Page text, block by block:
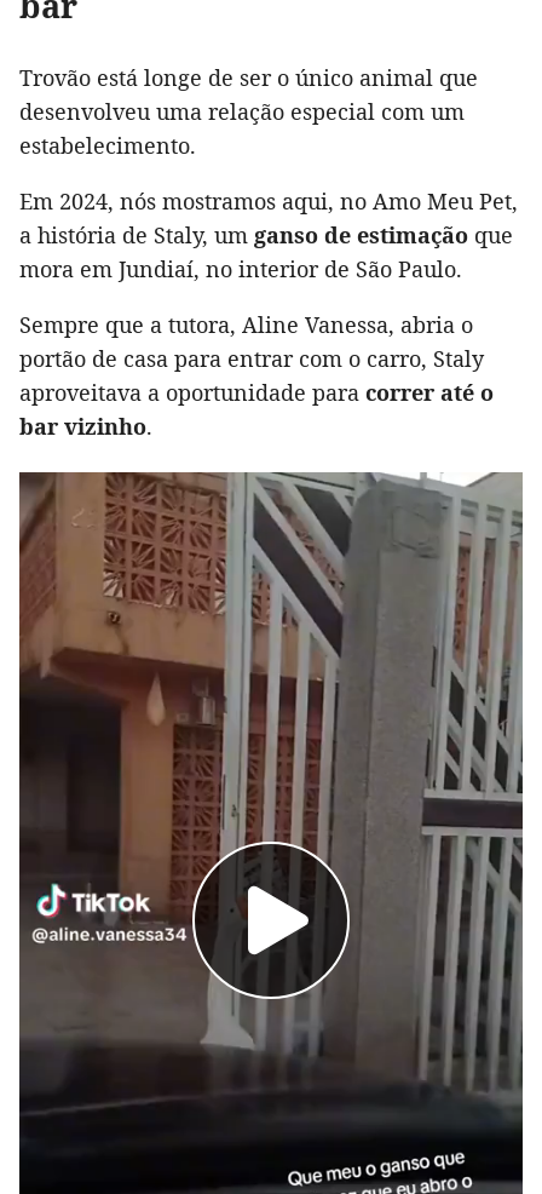
Trovão está longe de ser o único animal que
desenvolveu uma relação especial com um
estabelecimento.
Em 2024, nós mostramos aqui, no Amo Meu Pet,
a história de Staly, um ganso de estimação que
mora em Jundiaí, no interior de São Paulo.
Sempre que a tutora, Aline Vanessa, abria o
portão de casa para entrar com o carro, Staly
aproveitava a oportunidade para correr até o
bar vizinho.